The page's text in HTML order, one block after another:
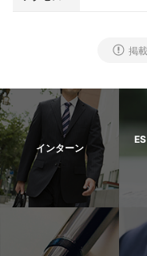
掲
インターン